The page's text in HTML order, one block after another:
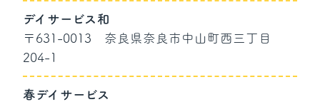
デイサービス和
〒631-0013
奈良県奈良市中山町西三丁目
204-1
春デイサービス